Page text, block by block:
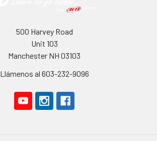
500 Harvey Road
Unit 103
Manchester NH 03103
Llámenos al 603-232-9096